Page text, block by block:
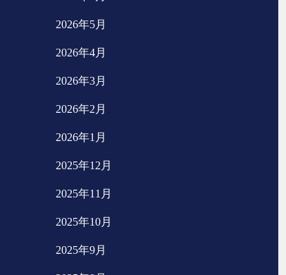
2026年5月
2026年4月
2026年3月
2026年2月
2026年1月
2025年12月
2025年11月
2025年10月
2025年9月